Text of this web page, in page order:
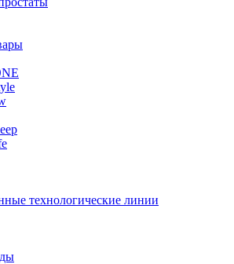
технологические линии